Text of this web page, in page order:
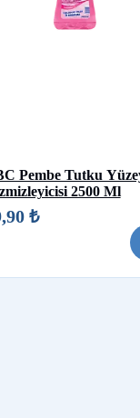
Pembe Tutku
2500 Ml
₺